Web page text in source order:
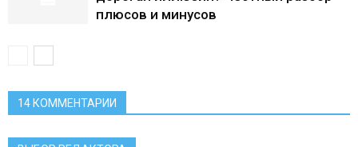
плюсов и минусов
14 КОММЕНТАРИИ